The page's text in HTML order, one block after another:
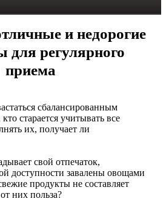
и недорогие
для регулярного
приема
сбалансированным
старается учитывать все
их, получает ли
свой отпечаток,
доступности завалены овощами
продукты не составляет
них польза?